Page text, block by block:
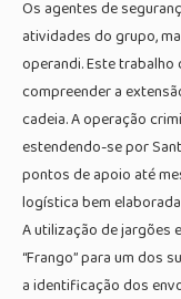
Os agentes de
atividades do grupo,
operandi. Este
compreender a
cadeia. A operação
estendendo-se por
pontos de apoio até
logística bem
A utilização de jargões
“Frango” para um dos
a identificação dos